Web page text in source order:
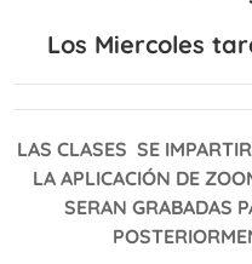
Los Miercoles
LAS CLASES SE
LA APLICACIÓN DE
SERAN GRABADAS